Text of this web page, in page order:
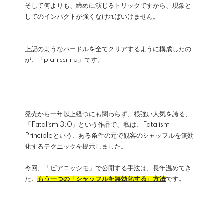
そして何よりも、締めに演じるトリックですから、現象と
してのインパクトが強くなければいけません。
上記のようなハードルを全てクリアするように構成したの
が、「pianissimo」です。
発売から一年以上経つにも関わらず、根強い人気を誇る、
「Fatalism 3.0」という作品で、私は、Fatalism
Principleという、ある条件の元で観客のシャッフルを無効
化するテクニックを提示しました。
今回、「ピアニッシモ」で公開する手法は、長年温めてき
た、
もう一つの「シャッフルを無効化する」方法です。